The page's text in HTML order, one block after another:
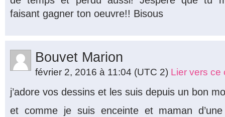
faisant gagner ton oeuvre!! Bisous
Bouvet Marion
février 2, 2016 à 11:04 (UTC 2) Lier vers ce
j’adore vos dessins et les suis depuis un bon
et comme je suis enceinte et maman